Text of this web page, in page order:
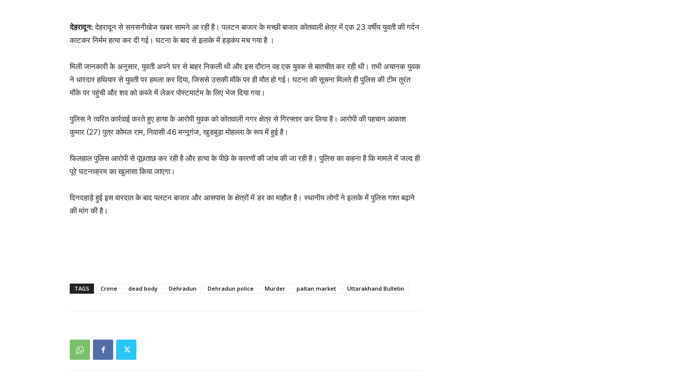
देहरादून:देहरादून से सनसनीखेज खबर सामने आ रही है। पलटन बाजार के मच्छी बाजार कोतवाली क्षेत्र में एक 23 वर्षीय युवती की गर्दन
काटकर निर्मम हत्या कर दी गई। घटना के बाद से इलाके में हड़कंप मच गया है ।
मिली जानकारी के अनुसार, युवती अपने घर से बाहर निकली थी और इस दौरान वह एक युवक से बातचीत कर रही थी। तभी अचानक युवक
ने धारदार हथियार से युवती पर हमला कर दिया, जिससे उसकी मौके पर ही मौत हो गई। घटना की सूचना मिलते ही पुलिस की टीम तुरंत
मौके पर पहुंची और शव को कब्जे में लेकर पोस्टमार्टम के लिए भेज दिया गया।
पुलिस ने त्वरित कार्रवाई करते हुए हत्या के आरोपी युवक को कोतवाली नगर क्षेत्र से गिरफ्तार कर लिया है। आरोपी की पहचान आकाश
कुमार (27) पुत्र कोमल राम, निवासी 46 मन्नूगंज, खुडबुड़ा मोहल्ला के रूप में हुई है।
फिलहाल पुलिस आरोपी से पूछताछ कर रही है और हत्या के पीछे के कारणों की जांच की जा रही है। पुलिस का कहना है कि मामले में जल्द ही
पूरे घटनाक्रम का खुलासा किया जाएगा।
दिनदहाड़े हुई इस वारदात के बाद पलटन बाजार और आसपास के क्षेत्रों में डर का माहौल है। स्थानीय लोगों ने इलाके में पुलिस गश्त बढ़ाने
की मांग की है।
TAGS Crime dead body Dehradun Dehradun police Murder paltan market Uttarakhand Bulletin